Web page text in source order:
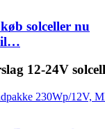
solceller nu
12-24V